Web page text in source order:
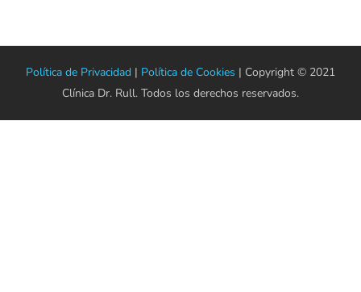
Política de Privacidad | Política de Cookies | Copyright © 2021
Clínica Dr. Rull. Todos los derechos reservados.